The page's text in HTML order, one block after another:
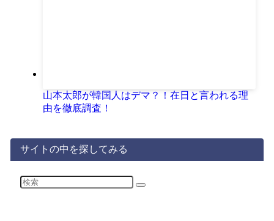
山本太郎が韓国人はデマ？！在日と言われる理
由を徹底調査！
サイトの中を探してみる